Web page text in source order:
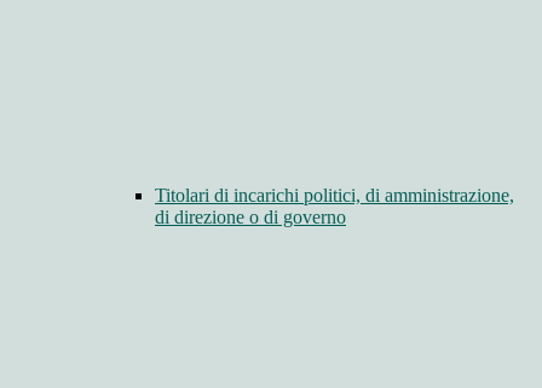
Titolari di incarichi politici, di amministrazione,
di direzione o di governo